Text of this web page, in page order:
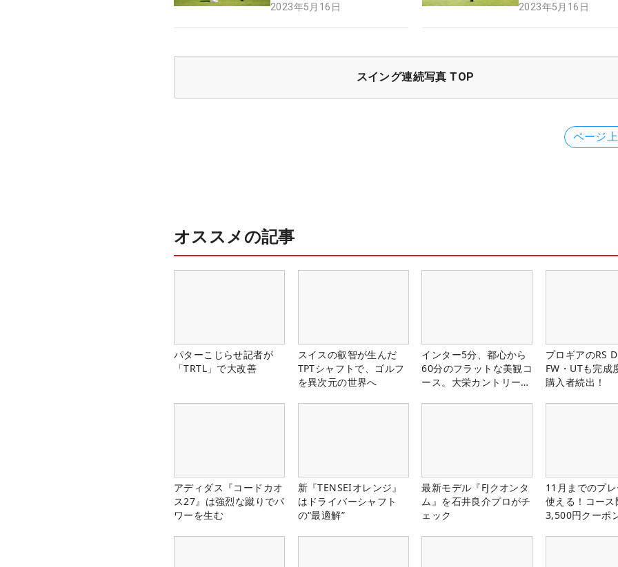
2023年5月16日 2023年5月16日
スイング連続写真 TOP
ページ
オススメの記事
パターこじらせ記者が
「TRTL」で大改善
スイスの叡智が生んだ
TPTシャフトで、ゴルフ
を異次元の世界へ
インター5分、都心から
60分のフラットな美観コ
ース。大栄カントリー俱
プロギアのRS
FW・UTも完成
購入者続出！
アディダス『コードカオ
ス27』は強烈な蹴りでパ
ワーを生む
新『TENSEIオレンジ』
はドライバーシャフト
の“最適解”
最新モデル『FJクオンタ
ム』を石井良介プロがチ
ェック
11月までのプ
使える！コース
3,500円クーポ